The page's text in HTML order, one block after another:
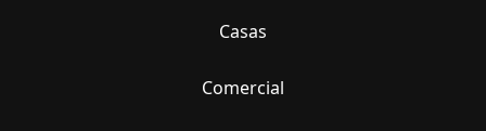
Casas
Comercial